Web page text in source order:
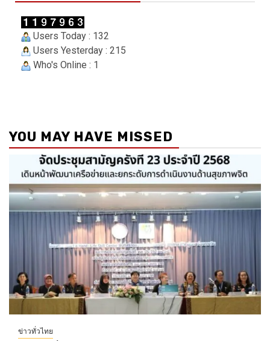
Users Today : 132
Users Yesterday : 215
Who's Online : 1
YOU MAY HAVE MISSED
ข่าวทั่วไทย